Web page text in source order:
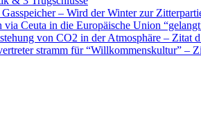
– Wird der Winter zur
via Ceuta in die Europäische Union
von CO2 in der Atmosphäre – Zitat
stramm für “Willkommenskultur” –